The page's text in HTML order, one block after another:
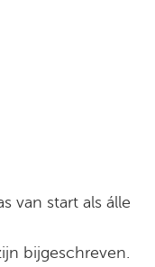
van start als álle
bijgeschreven.